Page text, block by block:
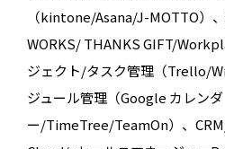
（kintone/Asana/J-MOTTO）
WORKS/ THANKS GIFT/
ジェクト/タスク管理（Trello/
ジュール管理（Google カレンダ
ー/TimeTree/TeamOn）、